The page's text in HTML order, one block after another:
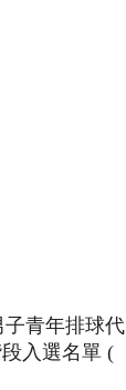
子青年排球代
入選名單 (